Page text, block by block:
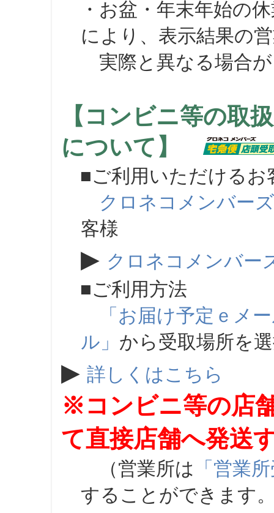
・お盆・年末年始の
により、表示結果の
実際と異なる場合が
【コンビニ等の取
について】
■ご利用いただけるお
クロネコメンバーズ
客様
▶ クロネコメンバー
■ご利用方法
「お届け予定ｅメ
ル」 から受取場所を
▶ 詳しくはこちら
※コンビニ等の店
て直接店舗へ発送
（営業所は 「営業
することができます